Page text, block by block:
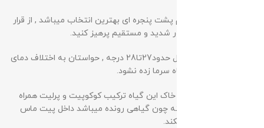
نور غیر مستقیم پشت پنجره ای بهترین انتخاب میباشد , از قرار
دادن گیاه در معرض نور شدید و مستقیم پرهیز کنید.
: دمای طبیعی منزل حدود27تا28 درجه , حواستان به اختلاف دمای
شبانه روز باشد که گیاه سرما زده نشود.
: بهترین ترکیب خاک این گیاه ترکیب کوکوپیت و پرلیت همراه
پیت ماست هست، البته چون گیاهی رونده میباشد داخل پیت ماس
خالی هم خوب رشد میکند.